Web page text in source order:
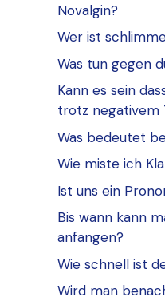
Novalgin?
Wer ist
Was tun gegen
Kann es sein
trotz negativem
Was bedeutet
Wie miste ich
Ist uns ein
Bis wann kann
anfangen?
Wie schnell ist
Wird man